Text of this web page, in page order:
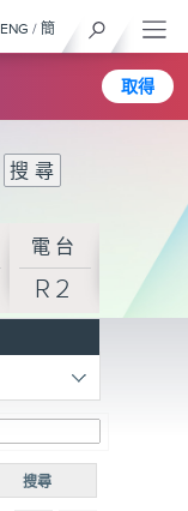
取得
ENG / 簡
電台
R2
搜尋